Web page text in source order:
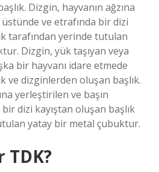
Dizgin, hayvanın ağzına
ve etrafında bir dizi
tarafından yerinde tutulan
Dizgin, yük taşıyan veya
bir hayvanı idare etmede
ve dizginlerden oluşan başlık.
yerleştirilen ve başın
dizi kayıştan oluşan başlık
yatay bir metal çubuktur.
TDK?